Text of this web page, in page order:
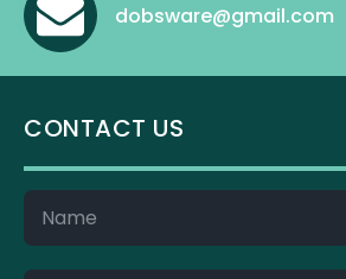
dobsware@gmail.com
CONTACT US